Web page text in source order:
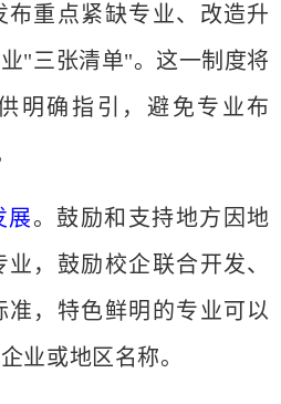
布重点紧缺专业、改造升
"三张清单"。这一制度将
明确指引，避免专业布
展。鼓励和支持地方因地
，鼓励校企联合开发、
准，特色鲜明的专业可以
业或地区名称。